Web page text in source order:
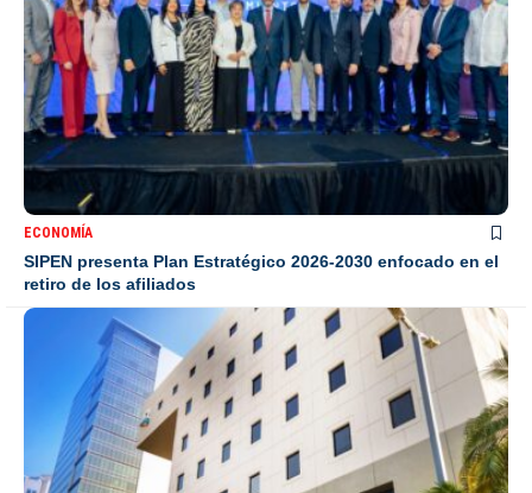
ECONOMÍA
SIPEN presenta Plan Estratégico 2026-2030 enfocado en el
retiro de los afiliados